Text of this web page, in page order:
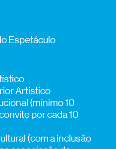
Espetáculo
Artístico
(mínimo 10
por cada 10
(com a inclusão